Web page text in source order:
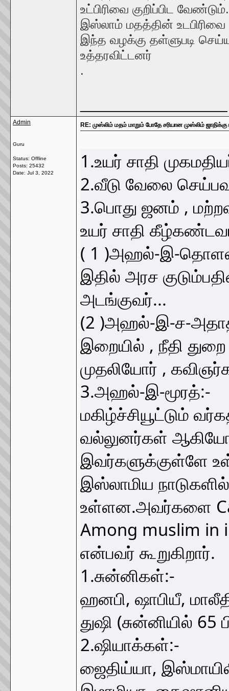
உட்பிரிவை குறிப்பிட
இஸ்லாம் மதத்தின் உடபிரிவை
இந்த வழக்கு தள்ளுபடி
உத்தரவிட்டனர்
.
Admin
Guru
Status: Offline
Posts: 25432
Date: Jul 3, 2022
RE: முஸ்லிம் மதம் மாறும் போதே சரியான முஸ்லிம்
1.உயர் சாதி
2.வீடு வேலை
3.பொது ஜனம் ,
உயர் சாதி
( 1 )அஹல்-இ-
இதில் அரச
அடங்குவர்...
(2 )அஹல்-இ-ச-அதாத்
இறையில் , நீதி
முதலியோர் ,
3.அஹல்-இ-மூரத்:-
மகிழ்ச்சியூட்டும்
வல்லுனர்கள்
இவர்களுக்குள்ளே
இஸ்லாமிய
உள்ளன.அவர்களை
Among muslim
என்பவர் கூறுகிறார்.
1.சுன்னிகள்:-
ஹனபி, ஷாபியீ,
துஷி (சுன்னியில் 65
2.ஷியாக்கள்:-
ஜைதிய்யா,